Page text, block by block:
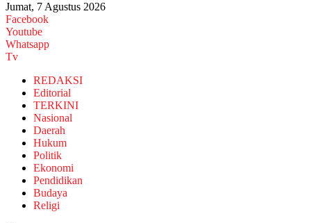
Jumat, 7 Agustus 2026
Facebook
Youtube
Whatsapp
Tv
REDAKSI
Editorial
TERKINI
Nasional
Daerah
Hukum
Politik
Ekonomi
Pendidikan
Budaya
Religi